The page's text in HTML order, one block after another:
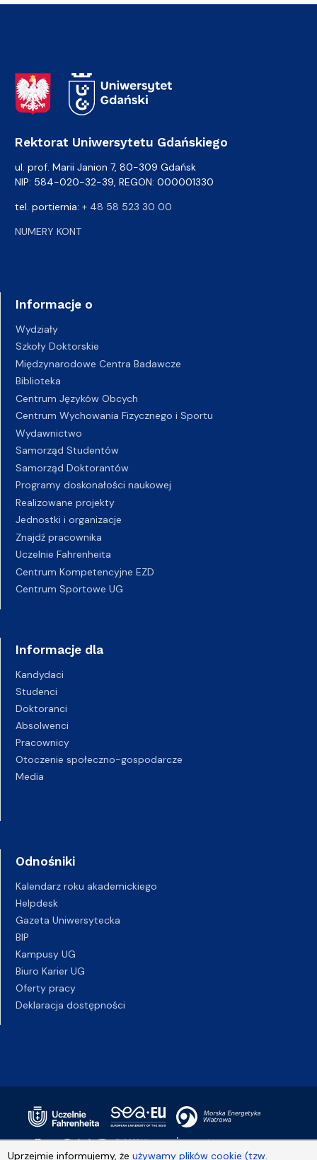
Uprzejmie informujemy, żeużywamy plików cookie (tzw.
Adres Rektoratu
Rektorat Uniwersytetu Gdańskiego
ul. prof. Marii Janion 7, 80-309 Gdańsk
NIP: 584-020-32-39, REGON: 000001330
tel. portiernia: + 48 58 523 30 00
NUMERY KONT
Informacje o
Wydziały
Szkoły Doktorskie
Międzynarodowe Centra Badawcze
Biblioteka
Centrum Języków Obcych
Centrum Wychowania Fizycznego i Sportu
Wydawnictwo
Samorząd Studentów
Samorząd Doktorantów
Programy doskonałości naukowej
Realizowane projekty
Jednostki i organizacje
Znajdź pracownika
Uczelnie Fahrenheita
Centrum Kompetencyjne EZD
Centrum Sportowe UG
Informacje dla
Kandydaci
Studenci
Doktoranci
Absolwenci
Pracownicy
Otoczenie społeczno-gospodarcze
Media
Odnośniki
Kalendarz roku akademickiego
Helpdesk
Gazeta Uniwersytecka
BIP
Kampusy UG
Biuro Karier UG
Oferty pracy
Deklaracja dostępności